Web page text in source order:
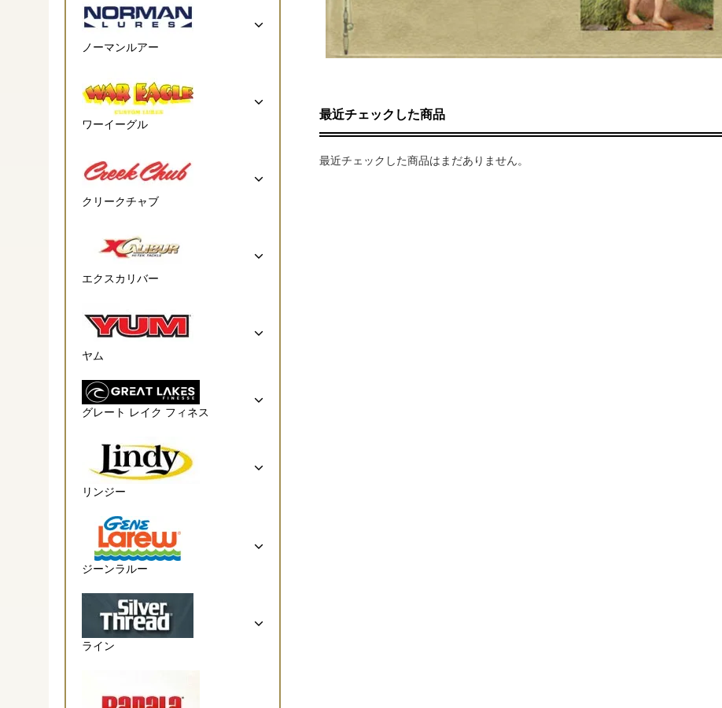
最近チェックした商品
最近チェックした商品はまだありません。
ノーマンルアー
ワーイーグル
クリークチャブ
エクスカリバー
ヤム
グレート レイク フィネス
リンジー
ジーンラルー
ライン